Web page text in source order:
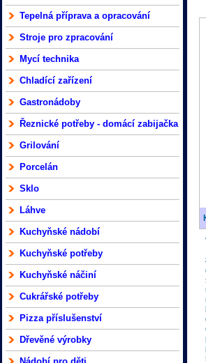
Tepelná příprava a opracování
Stroje pro zpracování
Mycí technika
Chladící zařízení
Gastronádoby
Řeznické potřeby - domácí zabijačka
Grilování
Porcelán
Sklo
Láhve
Kuchyňské nádobí
Kuchyňské potřeby
Kuchyňské náčiní
Cukrářské potřeby
Pizza příslušenství
Dřevěné výrobky